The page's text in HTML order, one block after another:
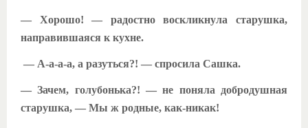
— Хорошо! — радостно воскликнула старушка,
направившаяся к кухне.
— А-а-а-а, а разуться?! — спросила Сашка.
— Зачем, голубонька?! — не поняла добродушная
старушка, — Мы ж родные, как-никак!